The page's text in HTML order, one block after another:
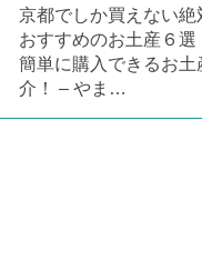
京都でしか買えない絶
おすすめのお土産６選
簡単に購入できるお土
介！ – やま…